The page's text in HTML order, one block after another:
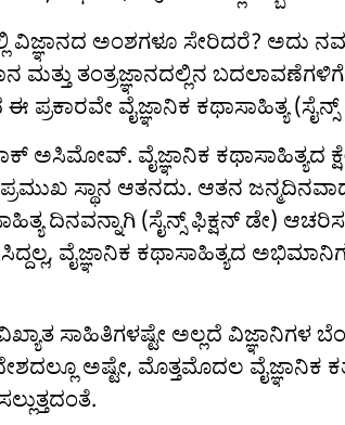
ವಿಜ್ಞಾನದ ಅಂಶಗಳೂ ಸೇರಿದರೆ? ಅದು
ಮತ್ತು ತಂತ್ರಜ್ಞಾನದಲ್ಲಿನ
ವೈಜ್ಞಾನಿಕ ಕಥಾಸಾಹಿತ್ಯ (ಸೈನ್ಸ್
ಅಸಿಮೋವ್. ವೈಜ್ಞಾನಿಕ ಕಥಾಸಾಹಿತ್ಯದ
ಪ್ರಮುಖ ಸ್ಥಾನ ಆತನದು. ಆತನ
ದಿನವನ್ನಾಗಿ (ಸೈನ್ಸ್ ಫಿಕ್ಷನ್ ಡೇ)
ವೈಜ್ಞಾನಿಕ ಕಥಾಸಾಹಿತ್ಯದ
ಸಾಹಿತಿಗಳಷ್ಟೇ ಅಲ್ಲದೆ ವಿಜ್ಞಾನಿಗಳ
ಅಷ್ಟೇ, ಮೊತ್ತಮೊದಲ ವೈಜ್ಞಾನಿಕ